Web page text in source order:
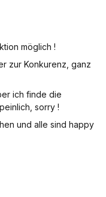
möglich !
zur Konkurenz, ganz
ich finde die
sorry !
und alle sind happy